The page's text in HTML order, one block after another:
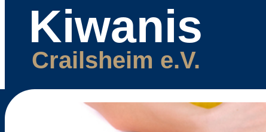
Kiwanis
Crailsheim e.V.